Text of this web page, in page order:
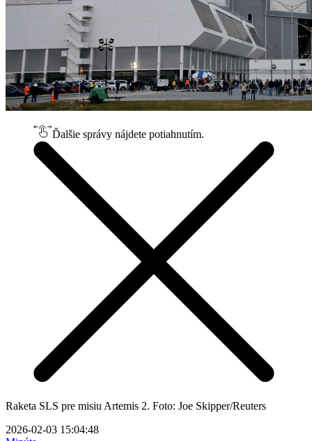
Ďalšie správy nájdete potiahnutím.
Raketa SLS pre misiu Artemis 2. Foto: Joe Skipper/Reuters
2026-02-03 15:04:48